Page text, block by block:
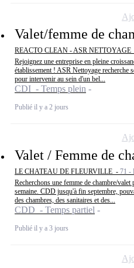
Valet/femme de
REACTO CLEAN - ASR NETTOYAGE
Rejoignez une entreprise en pleine
établissement ! ASR Nettoyage recherche
pour intervenir au sein d'un bel...
CDI - Temps plein
Publié il y a 2 jours
Valet / Femme de
LE CHATEAU DE FLEURVILLE - 71 -
Recherchons une femme de chambre/
semaine. CDD jusqu'à fin septembre,
des chambres, des sanitaires et des...
CDD - Temps partiel
Publié il y a 3 jours